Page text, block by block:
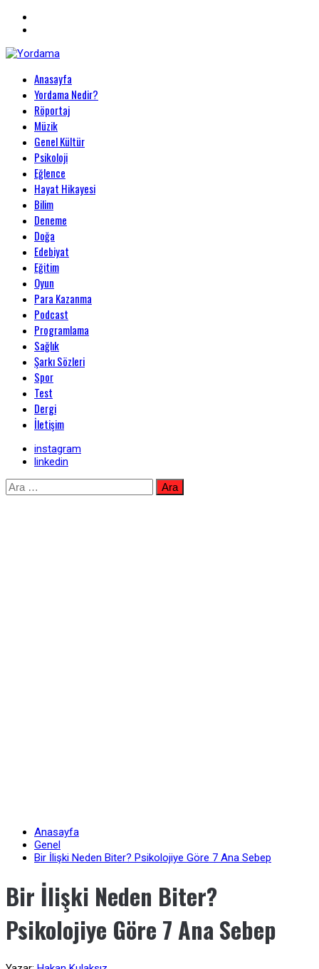
Yordama
PrimaryAnasayfa
Yordama Nedir?
Röportaj
Müzik
Genel Kültür
Psikoloji
Eğlence
Hayat Hikayesi
Bilim
Deneme
Doğa
Edebiyat
Eğitim
Oyun
Para Kazanma
Podcast
Programlama
Sağlık
Şarkı Sözleri
Spor
Test
Dergi
İletişim
instagram
linkedin
Skip
to
Arama:
Anasayfa
Genel
Bir İlişki Neden Biter? Psikolojiye Göre 7 Ana Sebep
Bir İlişki Neden Biter?
Psikolojiye Göre 7 Ana Sebep